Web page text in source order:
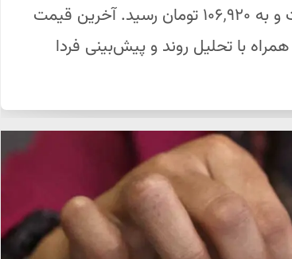
قیمت دلار امروز پنجشنبه ۸ آبان ۱۴۰۴ کاهش یافت و به ۱۰۶٬۹۲۰ تومان رسید. آخرین قیمت
همراه با تحلیل روند و پیش‌بینی فردا